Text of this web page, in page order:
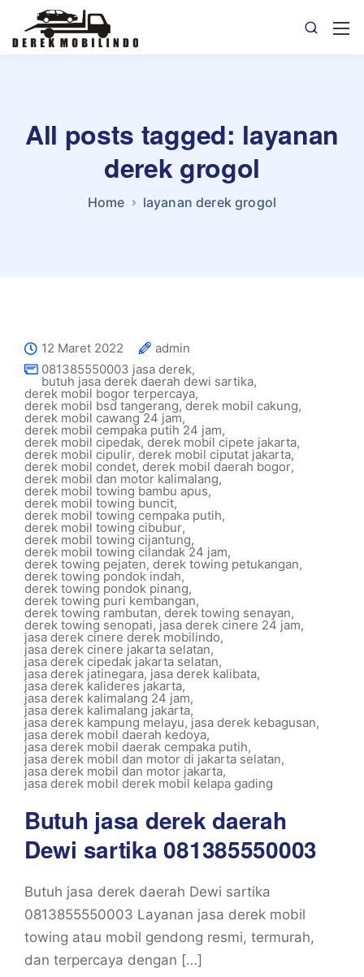
All posts tagged: layanan
derek grogol
Home layanan derek grogol
12 Maret 2022
admin
081385550003 jasa derek,
butuh jasa derek daerah dewi sartika,
derek mobil bogor terpercaya,
derek mobil bsd tangerang,derek mobil cakung,
derek mobil cawang 24 jam,
derek mobil cempaka putih 24 jam,
derek mobil cipedak, derek mobil cipete jakarta,
derek mobil cipulir, derek mobil ciputat jakarta,
derek mobil condet, derek mobil daerah bogor,
derek mobil dan motor kalimalang,
derek mobil towing bambu apus,
derek mobil towing buncit,
derek mobil towing cempaka putih,
derek mobil towing cibubur,
derek mobil towing cijantung,
derek mobil towing cilandak 24 jam,
derek towing pejaten, derek towing petukangan,
derek towing pondok indah,
derek towing pondok pinang,
derek towing puri kembangan,
derek towing rambutan, derek towing senayan,
derek towing senopati,jasa derek cinere 24 jam,
jasa derek cinere derek mobilindo,
jasa derek cinere jakarta selatan,
jasa derek cipedak jakarta selatan,
jasa derek jatinegara, jasa derek kalibata,
jasa derek kalideres jakarta,
jasa derek kalimalang 24 jam,
jasa derek kalimalang jakarta,
jasa derek kampung melayu, jasa derek kebagusan,
jasa derek mobil daerah kedoya,
jasa derek mobil daerak cempaka putih,
jasa derek mobil dan motor di jakarta selatan,
jasa derek mobil dan motor jakarta,
jasa derek mobil derek mobil kelapa gading
Butuh jasa derek daerah
Dewi sartika 081385550003
Butuh jasa derek daerah Dewi sartika
0813855550003 Layanan jasa derek mobil
towing atau mobil gendong resmi, termurah,
dan terpercaya dengan […]